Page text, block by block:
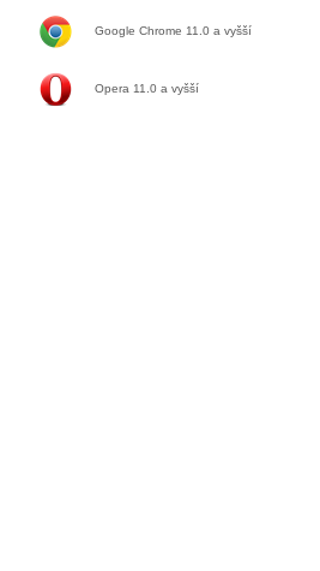
Google Chrome 11.0 a vyšší
Opera 11.0 a vyšší